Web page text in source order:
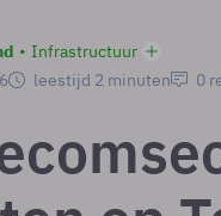
Infrastructuur
leestijd 2 minuten 0